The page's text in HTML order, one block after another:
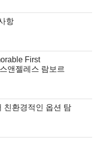
항
First
앤젤레스 람보르
친환경적인 옵션 탐